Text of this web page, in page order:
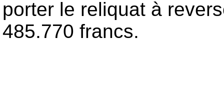
porter le reliquat à
485.770 francs.